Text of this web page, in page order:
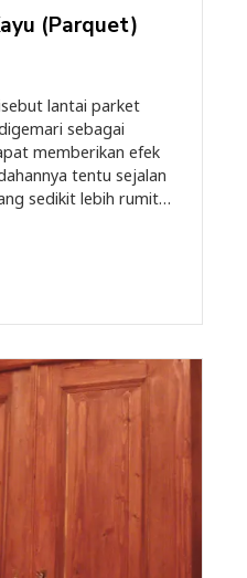
(Parquet)
lantai parket
sebagai
memberikan efek
tentu sejalan
sedikit lebih rumit…